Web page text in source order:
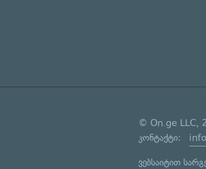
© On.ge LLC,
კონტაქტი:
ვებსაიტით